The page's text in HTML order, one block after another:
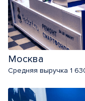
Москва
Средняя выручка 1